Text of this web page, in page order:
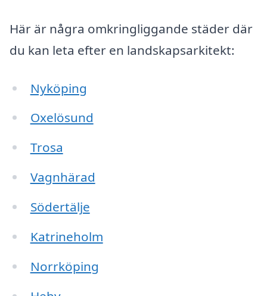
Här är några omkringliggande städer där
du kan leta efter en landskapsarkitekt:
Nyköping
Oxelösund
Trosa
Vagnhärad
Södertälje
Katrineholm
Norrköping